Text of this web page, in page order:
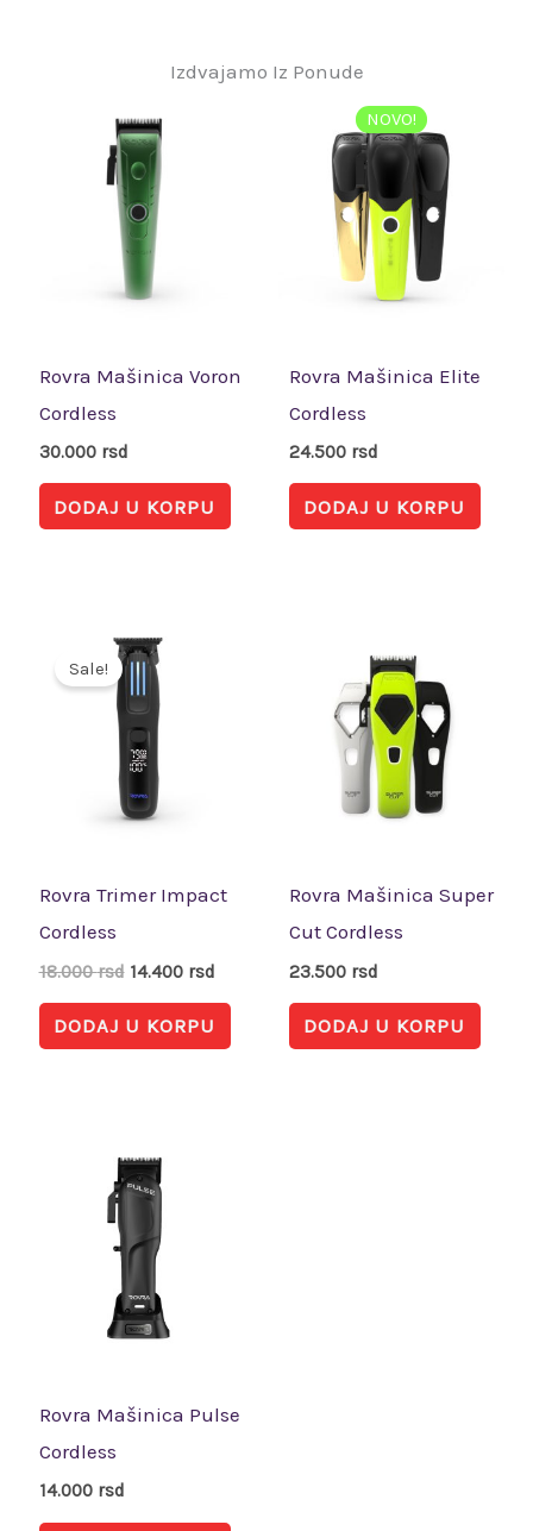
Izdvajamo Iz Ponude
Rovra Mašinica Voron
Cordless
30.000 rsd
DODAJ U KORPU
NOVO!
Rovra Mašinica Elite
Cordless
24.500 rsd
DODAJ U KORPU
Sale!
Rovra Trimer Impact
Cordless
18.000rsd
Originalna
cena
je
bila:
18.000 rsd.
14.400 rsd
DODAJ U KORPU
Rovra Mašinica Super
Cut Cordless
23.500 rsd
DODAJ U KORPU
Rovra Mašinica Pulse
Cordless
14.000 rsd